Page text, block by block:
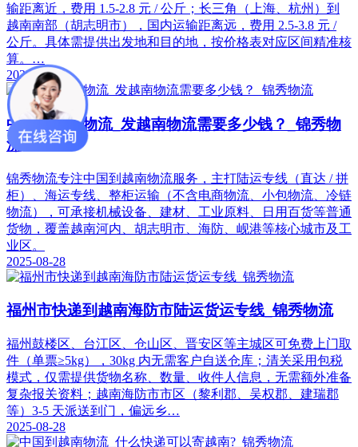
输距离近，费用 1.5-2.8 元 / 公斤；长三角（上海、杭州）到
越南南部（胡志明市），国内运输距离远，费用 2.5-3.8 元 /
公斤。具体需提供出发地和目的地，按价格表对应区间精准核
算。…
2025-08-29
中国到越南物流_发越南物流需要多少钱？_锦秀物
流
锦秀物流专注中国到越南物流服务，主打陆运专线（直达 / 拼
柜）、海运专线、整柜运输（不含电商物流、小包物流、冷链
物流），可承接机械设备、建材、工业原料、日用百货等普通
货物，覆盖越南河内、胡志明市、海防、岘港等核心城市及工
业区。​
2025-08-28
福州市快递到越南海防市陆运货运专线_锦秀物流
福州鼓楼区、台江区、仓山区、晋安区等主城区可免费上门取
件（单票≥5kg），30kg 内无需客户自送仓库；清关采用包税
模式，仅需提供货物名称、数量、收件人信息，无需额外准备
复杂报关资料；越南海防市市区（黎利郡、吴权郡、建瑞郡
等）3-5 天派送到门，偏远乡…
2025-08-28